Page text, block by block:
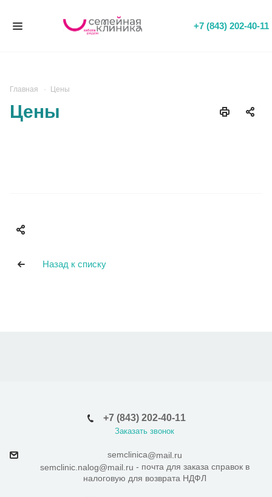
+7 (843) 202-40-11
Главная Цены
Цены
Назад к списку
+7 (843) 202-40-11
Заказать звонок
semclinica@mail.ru
semclinic.nalog@mail.ru - почта для заказа справок в
налоговую для возврата НДФЛ